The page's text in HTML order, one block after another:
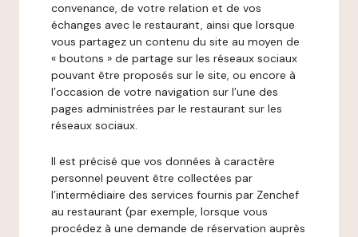
convenance, de votre relation et de vos
échanges avec le restaurant, ainsi que lorsque
vous partagez un contenu du site au moyen de
« boutons » de partage sur les réseaux sociaux
pouvant être proposés sur le site, ou encore à
l’occasion de votre navigation sur l’une des
pages administrées par le restaurant sur les
réseaux sociaux.
Il est précisé que vos données à caractère
personnel peuvent être collectées par
l’intermédiaire des services fournis par Zenchef
au restaurant (par exemple, lorsque vous
procédez à une demande de réservation auprès